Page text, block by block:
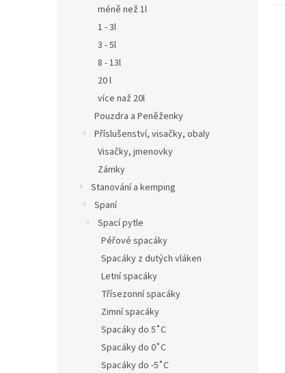
méně než 1l
1 - 3l
3 - 5l
8 - 13l
20 l
více naž 20l
Pouzdra a Peněženky
Příslušenství, visačky, obaly
Visačky, jmenovky
Zámky
Stanování a kemping
Spaní
Spací pytle
Péřové spacáky
Spacáky z dutých vláken
Letní spacáky
Třísezonní spacáky
Zimní spacáky
Spacáky do 5˚C
Spacáky do 0˚C
Spacáky do -5˚C